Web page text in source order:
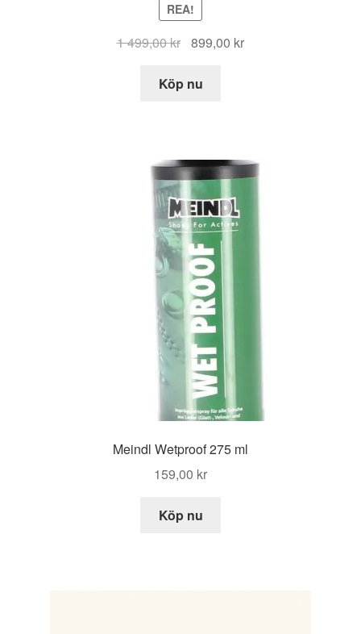
REA!
1 499,00kr Det
priset
899,00 krDet
Köp nu
Meindl Wetproof 275 ml
159,00 kr
Köp nu